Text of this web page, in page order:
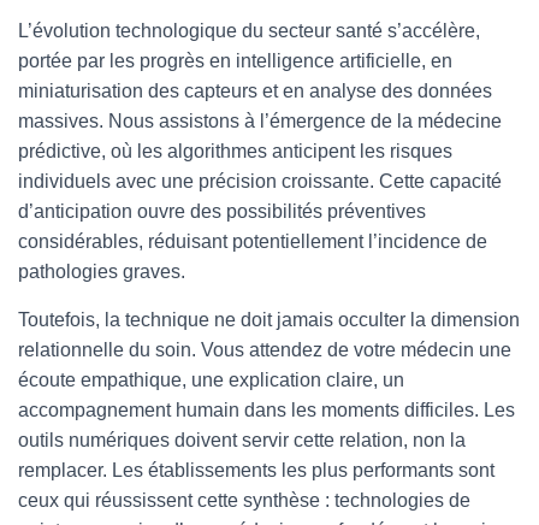
L’évolution technologique du secteur santé s’accélère,
portée par les progrès en intelligence artificielle, en
miniaturisation des capteurs et en analyse des données
massives. Nous assistons à l’émergence de la médecine
prédictive, où les algorithmes anticipent les risques
individuels avec une précision croissante. Cette capacité
d’anticipation ouvre des possibilités préventives
considérables, réduisant potentiellement l’incidence de
pathologies graves.
Toutefois, la technique ne doit jamais occulter la dimension
relationnelle du soin. Vous attendez de votre médecin une
écoute empathique, une explication claire, un
accompagnement humain dans les moments difficiles. Les
outils numériques doivent servir cette relation, non la
remplacer. Les établissements les plus performants sont
ceux qui réussissent cette synthèse : technologies de